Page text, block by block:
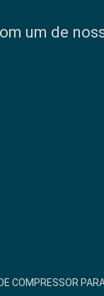
um de
COMPRESSOR